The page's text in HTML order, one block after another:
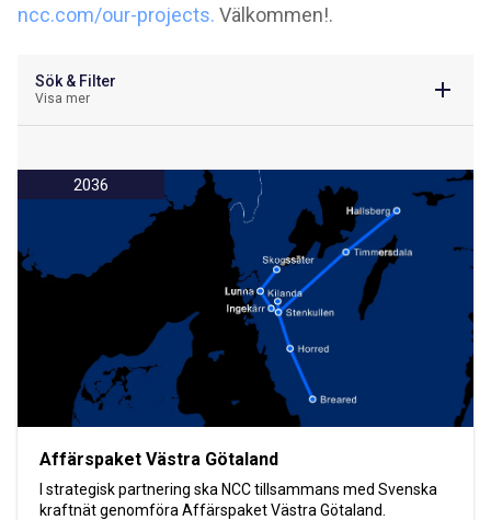
ncc.com/our-projects. Välkommen!.
Sök & Filter
Visa mer
2036
Affärspaket Västra Götaland
I strategisk partnering ska NCC tillsammans med Svenska
kraftnät genomföra Affärspaket Västra Götaland.